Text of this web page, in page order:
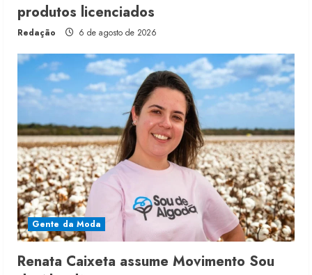
produtos licenciados
Redação 6 de agosto de 2026
Gente da Moda
Renata Caixeta assume Movimento Sou